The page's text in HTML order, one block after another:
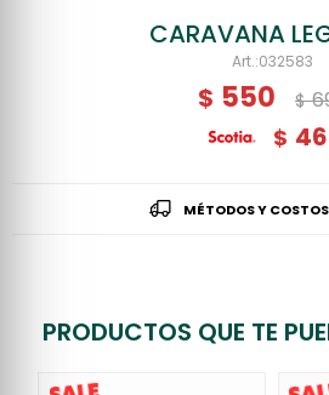
CARAVANA
032583
$ 550 $
$
MÉTODOS Y
PRODUCTOS QUE TE